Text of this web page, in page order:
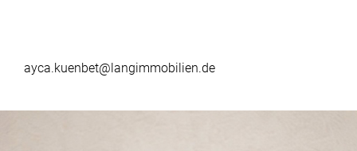
ayca.kuenbet@langimmobilien.de